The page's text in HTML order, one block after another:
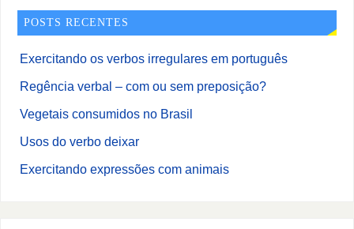
POSTS RECENTES
Exercitando os verbos irregulares em português
Regência verbal – com ou sem preposição?
Vegetais consumidos no Brasil
Usos do verbo deixar
Exercitando expressões com animais